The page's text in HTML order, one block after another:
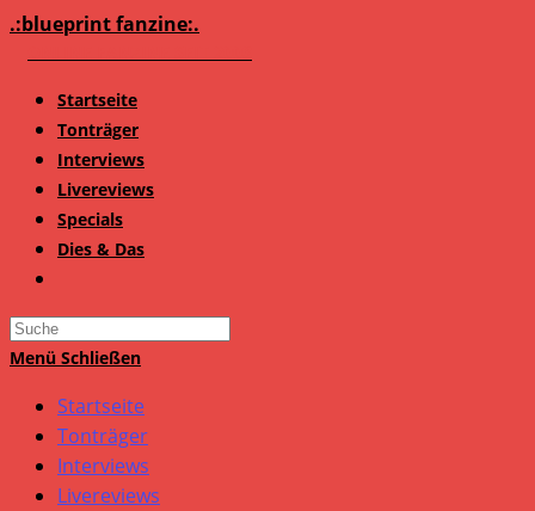
Zum
.:blueprint fanzine:.
Startseite
Tonträger
Interviews
Livereviews
Specials
Dies & Das
Search
this
Menü Schließen
Startseite
Tonträger
Interviews
Livereviews